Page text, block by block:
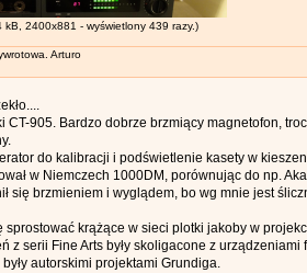
kB, 2400x881 - wyświetlony 439 razy.)
Arturo
CT-905. Bardzo dobrze brzmiący magnetofon,
do kalibracji i podświetlenie kasety w
w Niemczech 1000DM, porównując do np.
się brzmieniem i wyglądem, bo wg mnie jest
sprostować krążące w sieci plotki jakoby w
z serii Fine Arts były skoligacone z
autorskimi projektami Grundiga.